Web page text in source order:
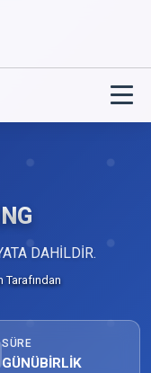
DAHİLDİR.
Tarafından
SÜRE
GÜNÜBİRLİK